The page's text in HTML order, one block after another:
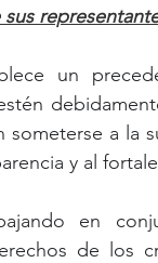
un
someterse a la
y al
en
de los